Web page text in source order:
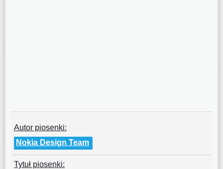
Autor piosenki:
Nokia Design Team
Tytuł piosenki: